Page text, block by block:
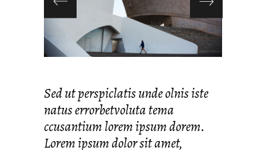
Sed ut perspiclatis unde olnis iste
natus errorbetvoluta tema
ccusantium lorem ipsum dorem.
Lorem ipsum dolor sit amet,